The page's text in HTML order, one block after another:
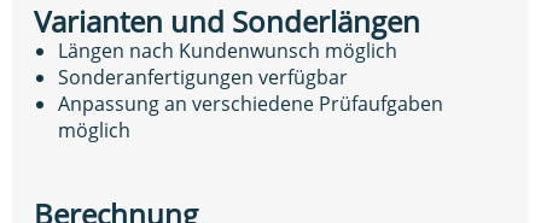
Varianten und Sonderlängen
Längen nach Kundenwunsch möglich
Sonderanfertigungen verfügbar
Anpassung an verschiedene Prüfaufgaben
möglich
Berechnung